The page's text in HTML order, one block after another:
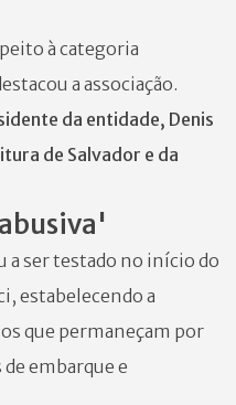
à categoria
a associação.
da entidade, Denis
de Salvador e da
a ser testado no início do
estabelecendo a
que permaneçam por
embarque e